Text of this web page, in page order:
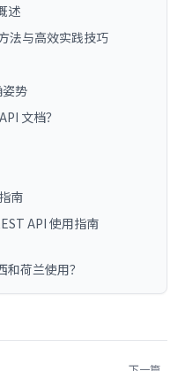
述
法与高效实践技巧
势
文档？
南
API 使用指南
荷兰使用？